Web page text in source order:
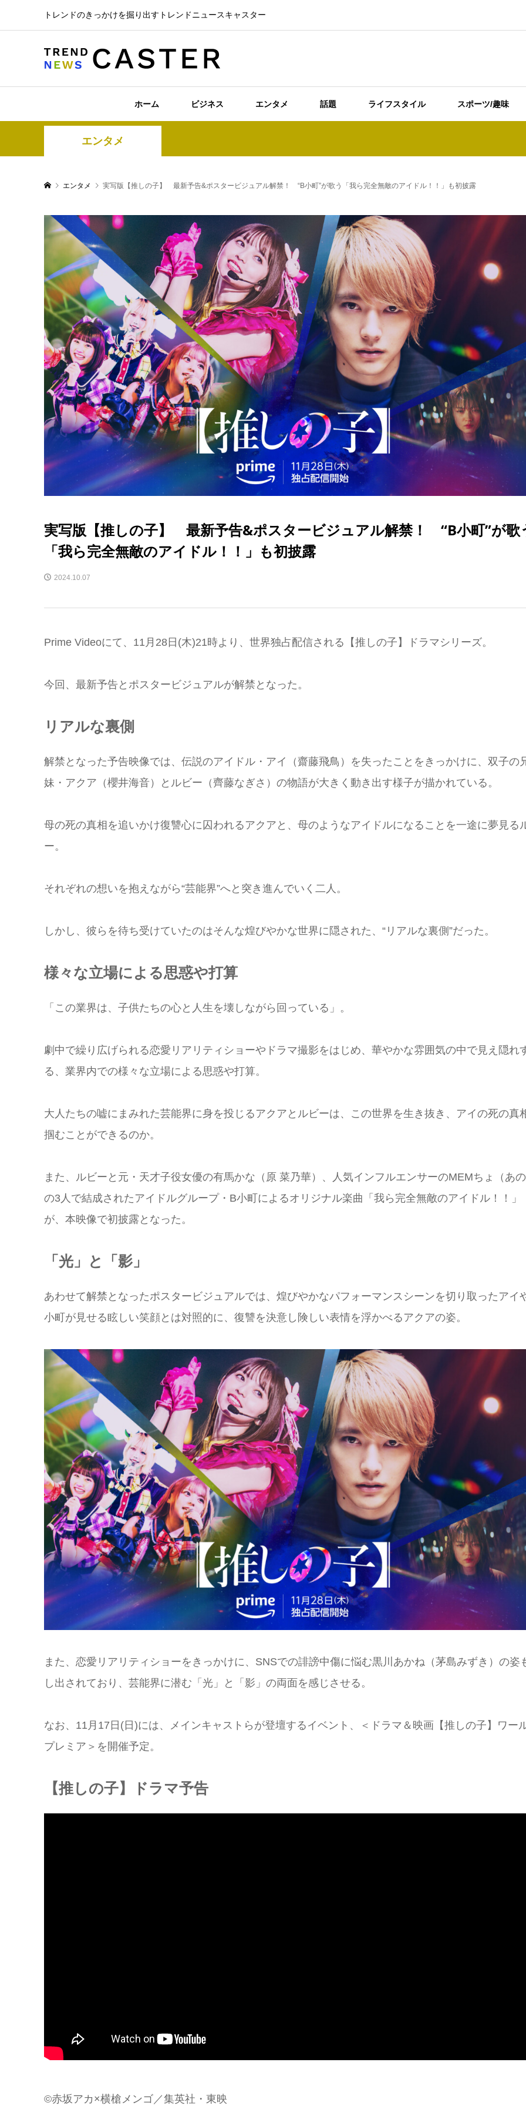
トレンドのきっかけを掘り出すトレンドニュースキャスター
ホーム ビジネス エンタメ 話題 ライフスタイル スポーツ/趣味
エンタメ
エンタメ 実写版【推しの子】 最新予告&ポスタービジュアル解禁！ “B小町”が歌う「我ら完全無敵のアイドル！！」も初披露
実写版【推しの子】 最新予告&ポスタービジュアル解禁！ “B小町”が歌
「我ら完全無敵のアイドル！！」も初披露
2024.10.07
Prime Videoにて、11月28日(木)21時より、世界独占配信される【推しの子】ドラマシリーズ。
今回、最新予告とポスタービジュアルが解禁となった。
リアルな裏側
解禁となった予告映像では、伝説のアイドル・アイ（齋藤飛鳥）を失ったことをきっかけに、双子の
妹・アクア（櫻井海音）とルビー（齊藤なぎさ）の物語が大きく動き出す様子が描かれている。
母の死の真相を追いかけ復讐心に囚われるアクアと、母のようなアイドルになることを一途に夢見る
ー。
それぞれの想いを抱えながら“芸能界”へと突き進んでいく二人。
しかし、彼らを待ち受けていたのはそんな煌びやかな世界に隠された、“リアルな裏側”だった。
様々な立場による思惑や打算
「この業界は、子供たちの心と人生を壊しながら回っている」。
劇中で繰り広げられる恋愛リアリティショーやドラマ撮影をはじめ、華やかな雰囲気の中で見え隠れ
る、業界内での様々な立場による思惑や打算。
大人たちの嘘にまみれた芸能界に身を投じるアクアとルビーは、この世界を生き抜き、アイの死の真
掴むことができるのか。
また、ルビーと元・天才子役女優の有馬かな（原 菜乃華）、人気インフルエンサーのMEMちょ（あ
の3人で結成されたアイドルグループ・B小町によるオリジナル楽曲「我ら完全無敵のアイドル！！」
が、本映像で初披露となった。
「光」と「影」
あわせて解禁となったポスタービジュアルでは、煌びやかなパフォーマンスシーンを切り取ったアイ
小町が見せる眩しい笑顔とは対照的に、復讐を決意し険しい表情を浮かべるアクアの姿。
また、恋愛リアリティショーをきっかけに、SNSでの誹謗中傷に悩む黒川あかね（茅島みずき）の姿
し出されており、芸能界に潜む「光」と「影」の両面を感じさせる。
なお、11月17日(日)には、メインキャストらが登壇するイベント、＜ドラマ＆映画【推しの子】ワー
プレミア＞を開催予定。
【推しの子】ドラマ予告
©赤坂アカ×横槍メンゴ／集英社・東映